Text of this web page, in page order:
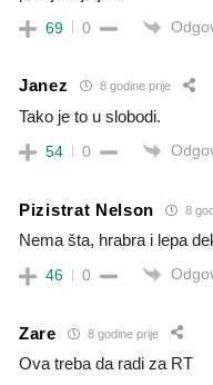
69 0
Janez 8 godine prije
Tako je to u slobodi.
54 0
Pizistrat Nelson 8
Nema šta, hrabra i lepa
46 0
Zare 8 godine prije
Ova treba da radi za RT